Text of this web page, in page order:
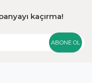
kaçırma!
ABONE OL